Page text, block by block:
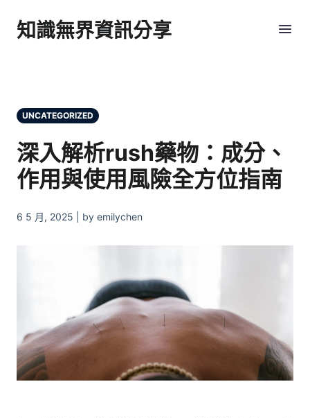
知識無界資訊分享
UNCATEGORIZED
深入解析rush藥物：成分、
作用與使用風險全方位指南
6 5 月, 2025 | by emilychen